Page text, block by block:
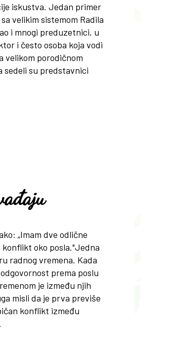
iskustva. Jedan primer
velikim sistemom Radila
i mnogi preduzetnici, u
i često osoba koja vodi
velikom porodičnom
sedeli su predstavnici
„Imam dve odlične
oko posla."Jedna
radnog vremena. Kada
prema poslu
je između njih
misli da je prva previše
konflikt između